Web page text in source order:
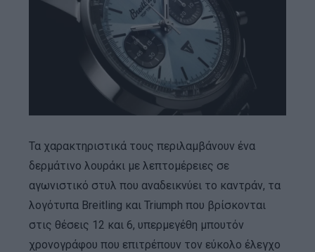
Τα χαρακτηριστικά τους περιλαμβάνουν ένα
δερμάτινο λουράκι με λεπτομέρειες σε
αγωνιστικό στυλ που αναδεικνύει το καντράν, τα
λογότυπα Breitling και Triumph που βρίσκονται
στις θέσεις 12 και 6, υπερμεγέθη μπουτόν
χρονογράφου που επιτρέπουν τον εύκολο έλεγχο